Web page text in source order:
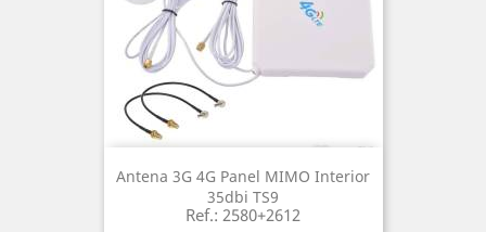
Antena 3G 4G Panel MIMO Interior
35dbi TS9
Ref.: 2580+2612